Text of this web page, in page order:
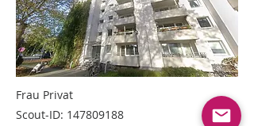
Frau Privat
Scout-ID: 147809188